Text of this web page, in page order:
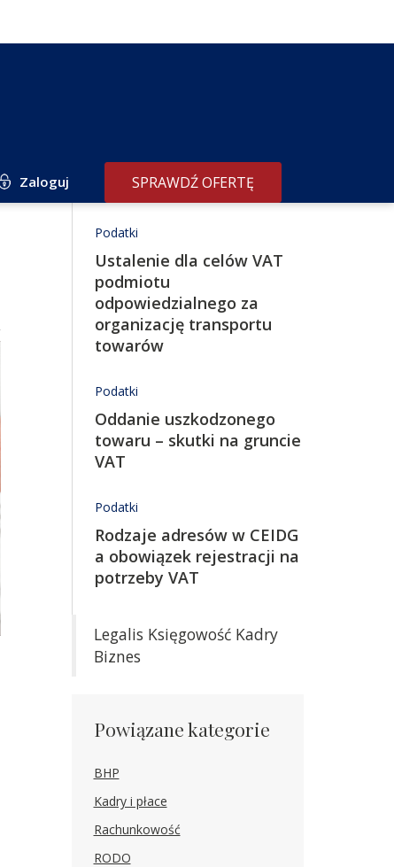
Zaloguj SPRAWDŹ OFERTĘ
Redakcja poleca
Podatki
Ustalenie dla celów VAT
podmiotu
odpowiedzialnego za
organizację transportu
towarów
Podatki
Oddanie uszkodzonego
towaru – skutki na gruncie
VAT
Podatki
Rodzaje adresów w CEIDG
a obowiązek rejestracji na
potrzeby VAT
Legalis Księgowość Kadry
Biznes
Powiązane kategorie
BHP
Kadry i płace
Rachunkowość
RODO